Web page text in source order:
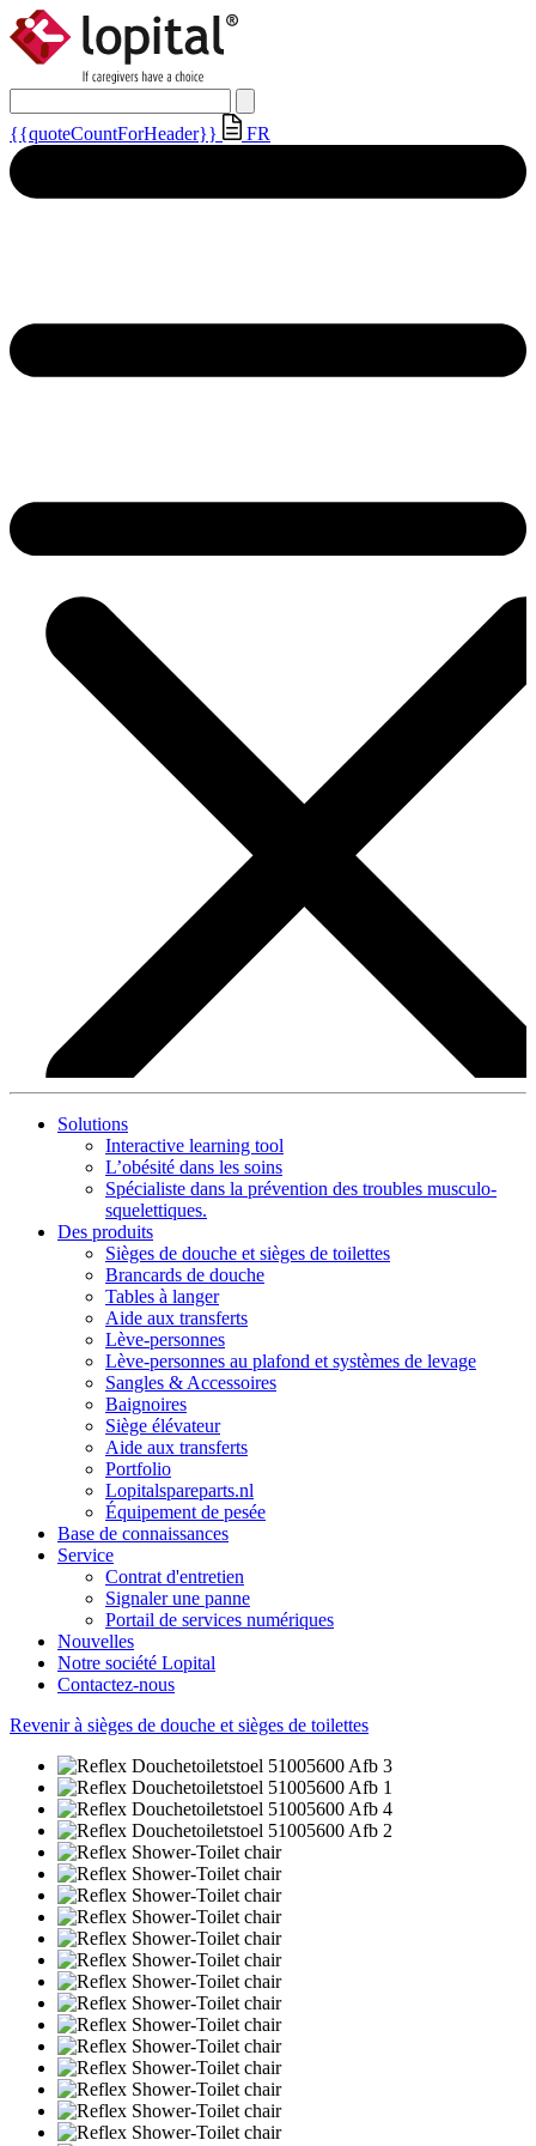
{{quoteCountForHeader}} FR
Solutions
Interactive learning tool
L’obésité dans les soins
Spécialiste dans la prévention des troubles musculo-
squelettiques.
Des produits
Sièges de douche et sièges de toilettes
Brancards de douche
Tables à langer
Aide aux transferts
Lève-personnes
Lève-personnes au plafond et systèmes de levage
Sangles & Accessoires
Baignoires
Siège élévateur
Aide aux transferts
Portfolio
Lopitalspareparts.nl
Équipement de pesée
Base de connaissances
Service
Contrat d'entretien
Signaler une panne
Portail de services numériques
Nouvelles
Notre société Lopital
Contactez-nous
Revenir à sièges de douche et sièges de toilettes